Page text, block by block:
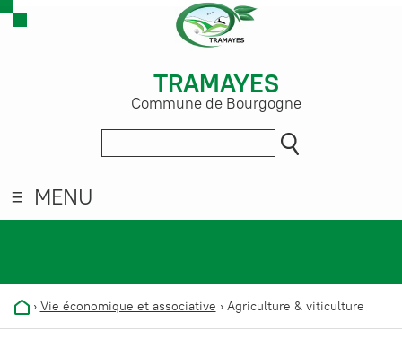
TRAMAYES
Commune de Bourgogne
MENU
› Vie économique et associative › Agriculture & viticulture